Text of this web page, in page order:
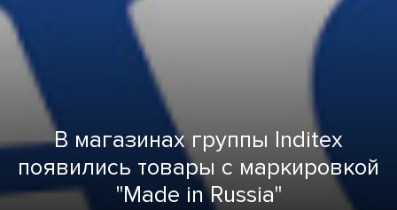
В магазинах группы Inditex
появились товары с маркировкой
"Made in Russia"